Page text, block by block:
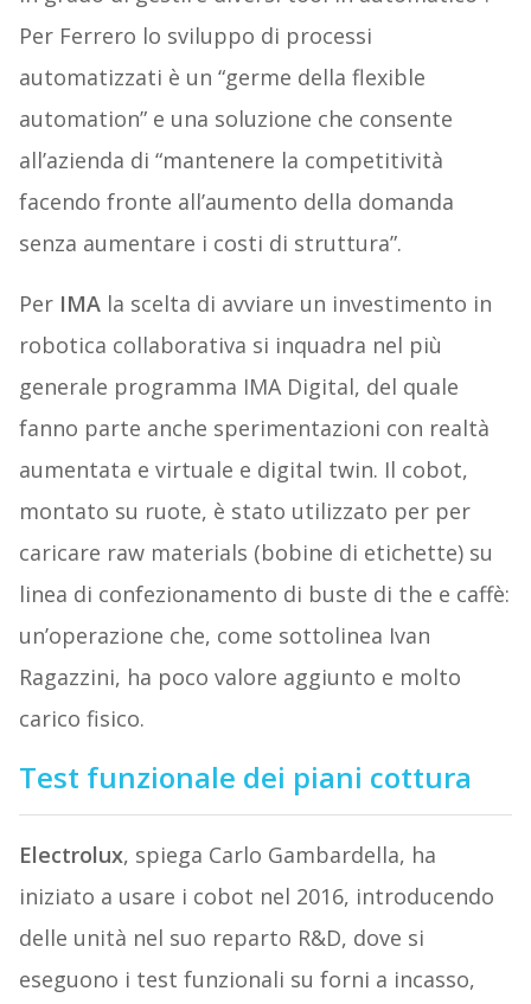
Per Ferrero lo sviluppo di processi
automatizzati è un “germe della flexible
automation” e una soluzione che consente
all’azienda di “mantenere la competitività
facendo fronte all’aumento della domanda
senza aumentare i costi di struttura”.
Per IMAla scelta di avviare un investimento in
robotica collaborativa si inquadra nel più
generale programma IMA Digital, del quale
fanno parte anche sperimentazioni con realtà
aumentata e virtuale e digital twin. Il cobot,
montato su ruote, è stato utilizzato per per
caricare raw materials (bobine di etichette) su
linea di confezionamento di buste di the e caffè:
un’operazione che, come sottolinea Ivan
Ragazzini, ha poco valore aggiunto e molto
carico fisico.
Test funzionale dei piani cottura
Electrolux, spiega Carlo Gambardella, ha
iniziato a usare i cobot nel 2016, introducendo
delle unità nel suo reparto R&D, dove si
eseguono i test funzionali su forni a incasso,